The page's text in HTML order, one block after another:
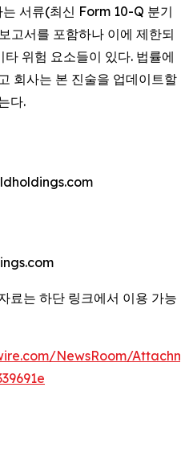
서류(최신 Form 10-Q 분기
고서를 포함하나 이에 제한되
위험 요소들이 있다. 법률에
회사는 본 진술을 업데이트할
다.
료는 하단 링크에서 이용 가능
NewsRoom/